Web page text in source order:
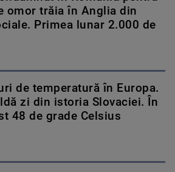
omor trăia în Anglia din
Primea lunar 2.000 de
de temperatură în Europa.
zi din istoria Slovaciei. În
48 de grade Celsius